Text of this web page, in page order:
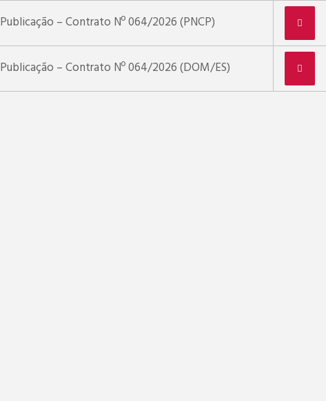
Publicação – Contrato Nº 064/2026 (PNCP)
Publicação – Contrato Nº 064/2026 (DOM/ES)